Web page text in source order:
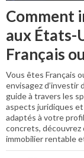
Comment
aux États-
Français
Vous êtes Français
envisagez d’investir
guide à travers les
aspects juridiques
adaptés à votre
concrets,
immobilier rentable